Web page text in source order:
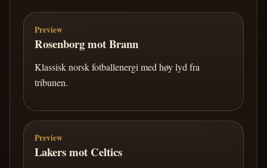
Preview
Rosenborg mot Brann
Klassisk norsk fotballenergi med høy lyd fra
tribunen.
Preview
Lakers mot Celtics